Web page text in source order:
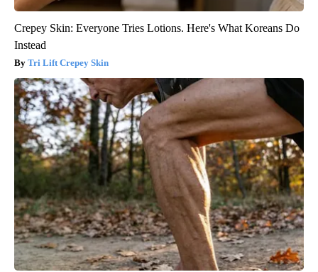
Crepey Skin: Everyone Tries Lotions. Here's What Koreans Do
Instead
Tri Lift Crepey Skin